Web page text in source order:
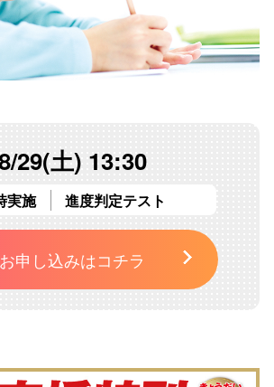
29(土) 13:30
実施 進度判定テスト
お申し込みはコチラ